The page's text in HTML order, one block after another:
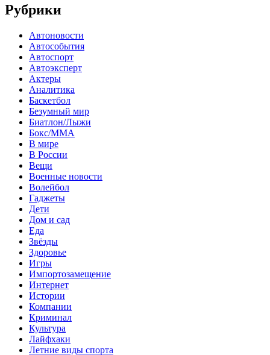
Рубрики
Автоновости
Автособытия
Автоспорт
Автоэксперт
Актеры
Аналитика
Баскетбол
Безумный мир
Биатлон/Лыжи
Бокс/MMA
В мире
В России
Вещи
Военные новости
Волейбол
Гаджеты
Дети
Дом и сад
Еда
Звёзды
Здоровье
Игры
Импортозамещение
Интернет
Истории
Компании
Криминал
Культура
Лайфхаки
Летние виды спорта